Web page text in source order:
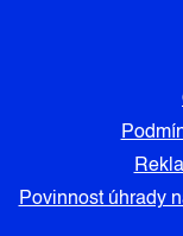
Povinnost úhrady